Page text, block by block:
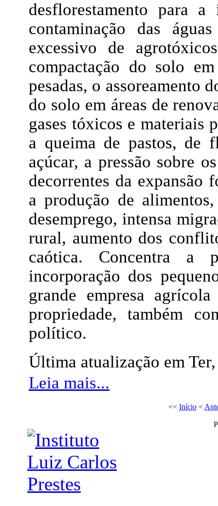
desflorestamento para
contaminação das
excessivo de
compactação do solo
pesadas, o assoreamento
do solo em áreas de
gases tóxicos e materiais
a queima de pastos, de
açúcar, a pressão sobre
decorrentes da expansão
a produção de
desemprego, intensa
rural, aumento dos
caótica. Concentra a
incorporação dos
grande empresa
propriedade, também
político.
Última atualização em
Leia mais...
<< Início<